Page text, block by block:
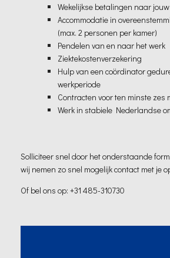
Wekelijkse betalingen naar
Accommodatie in
(max. 2 personen per kamer)
Pendelen van en naar het werk
Ziektekostenverzekering
Hulp van een coördinator
werkperiode
Contracten voor ten minste zes
Werk in stabiele Nederlandse
Solliciteer snel door het onderstaande
wij nemen zo snel mogelijk contact met je
Of bel ons op: +31 485-310730